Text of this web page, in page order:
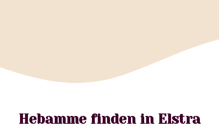
Hebamme finden in Elstra